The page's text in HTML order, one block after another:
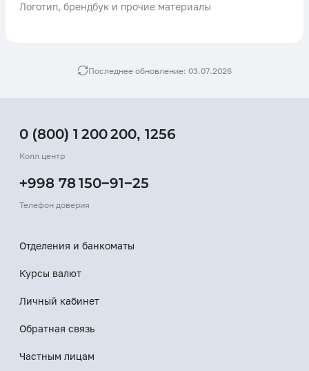
Логотип, брендбук и прочие материалы
Последнее обновление: 03.07.2026
0 (800) 1 200 200, 1256
Колл центр
+998 78 150−91−25
Телефон доверия
Отделения и банкоматы
Курсы валют
Личный кабинет
Обратная связь
Частным лицам